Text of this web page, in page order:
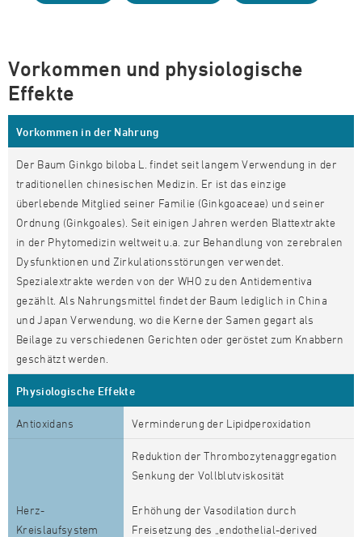
Vorkommen und physiologische
Effekte
Vorkommen in der Nahrung
Der Baum Ginkgo biloba L. findet seit langem Verwendung in der
traditionellen chinesischen Medizin. Er ist das einzige
überlebende Mitglied seiner Familie (Ginkgoaceae) und seiner
Ordnung (Ginkgoales). Seit einigen Jahren werden Blattextrakte
in der Phytomedizin weltweit u.a. zur Behandlung von zerebralen
Dysfunktionen und Zirkulationsstörungen verwendet.
Spezialextrakte werden von der WHO zu den Antidementiva
gezählt. Als Nahrungsmittel findet der Baum lediglich in China
und Japan Verwendung, wo die Kerne der Samen gegart als
Beilage zu verschiedenen Gerichten oder geröstet zum Knabbern
geschätzt werden.
Physiologische Effekte
Antioxidans Verminderung der Lipidperoxidation
Herz-
Kreislaufsystem
Reduktion der Thrombozytenaggregation
Senkung der Vollblutviskosität
Erhöhung der Vasodilation durch
Freisetzung des „endothelial-derived